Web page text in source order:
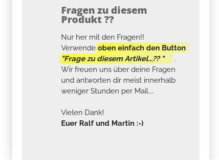
Fragen zu diesem
Produkt ??
Nur her mit den Fragen!!
Verwendeoben einfach den Button
"Frage zu diesem Artikel...?? "
.
Wir freuen uns über deine Fragen
und antworten dir meist innerhalb
weniger Stunden per Mail....
Vielen Dank!
Euer Ralf und Martin :-)